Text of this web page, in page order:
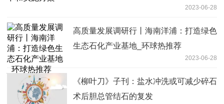
2023-06-28
高质量发展调研行丨海南洋浦：打造绿色
生态石化产业基地_环球热推荐
2023-06-28
《柳叶刀》子刊：盐水冲洗或可减少碎石
术后胆总管结石的复发